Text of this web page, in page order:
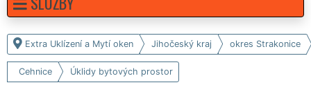
Extra Uklízení a Mytí oken Jihočeský kraj okres Strakonice
Cehnice Úklidy bytových prostor